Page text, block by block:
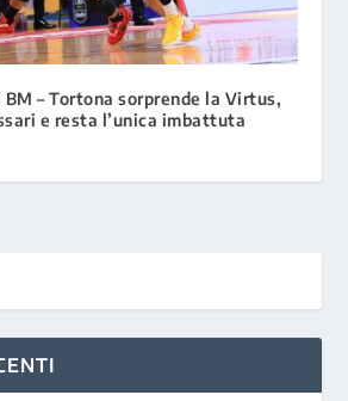
– Tortona sorprende la Virtus,
e resta l’unica imbattuta